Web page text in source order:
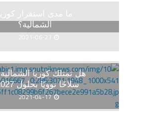
ما مدى استقرار كوريا
الشمالية؟
2021-06-23
سلاحًا نوويًا بحلول 2027؟
2021-04-17